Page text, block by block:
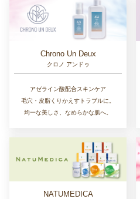
Chrono Un Deux
クロノ アンドゥ
アゼライン酸配合スキンケア
毛穴・皮脂くりかえすトラブルに。
均一な美しさ、なめらかな肌へ。
NATUMEDICA